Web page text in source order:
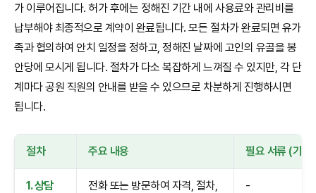
가 이루어집니다. 허가 후에는 정해진 기간 내에 사용료와 관리비를
납부해야 최종적으로 계약이 완료됩니다. 모든 절차가 완료되면 유가
족과 협의하여 안치 일정을 정하고, 정해진 날짜에 고인의 유골을 봉
안당에 모시게 됩니다. 절차가 다소 복잡하게 느껴질 수 있지만, 각 단
계마다 공원 직원의 안내를 받을 수 있으므로 차분하게 진행하시면
됩니다.
절차 주요 내용 필요 서류 (기본)
1. 상담
전화 또는 방문하여 자격, 절차,
-